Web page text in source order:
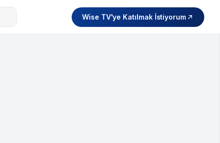
Wise TV'ye Katılmak İstiyorum